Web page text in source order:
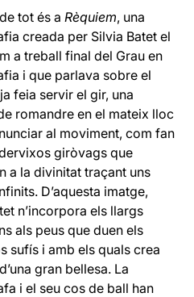
tot és aRèquiem, una
creada per Silvia Batet el
a treball final del Grau en
i que parlava sobre el
feia servir el gir, una
romandre en el mateix lloc
al moviment, com fan
giròvags que
a la divinitat traçant uns
D’aquesta imatge,
n’incorpora els llargs
als peus que duen els
sufís i amb els quals crea
gran bellesa. La
i el seu cos de ball han